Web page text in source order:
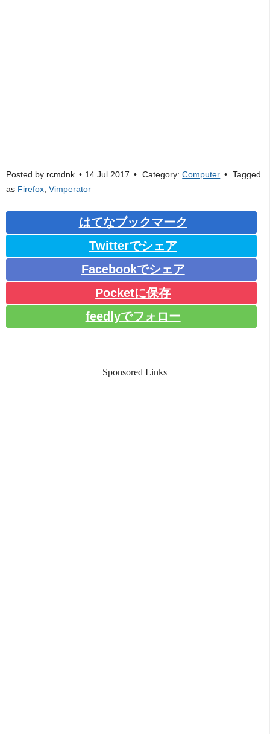
Posted by rcmdnk 14 Jul 2017 Category:Computer
Tagged
as Firefox Vimperator
はてなブックマーク
Twitterでシェア
Facebookでシェア
Pocketに保存
feedlyでフォロー
Sponsored Links